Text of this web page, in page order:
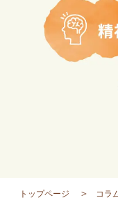
トップページ コラ